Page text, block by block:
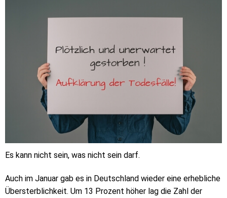
Es kann nicht sein, was nicht sein darf.
Auch im Januar gab es in Deutschland wieder eine erhebliche
Übersterblichkeit. Um 13 Prozent höher lag die Zahl der